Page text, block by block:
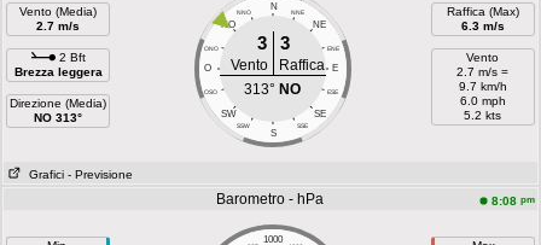
Vento (Media)
2.7 m/s
2 Bft
Brezza leggera
Direzione (Media)
NO 313°
N
NNO NNE
NO NE
ONO ENE
O E
OSO ESE
SW SE
SSW SSE
S
3 3
Vento
Raffica
313° NO
Raffica (Max)
6.3 m/s
Vento
2.7 m/s =
9.7 km/h
6.0 mph
5.2 kts
Grafici - Previsione
Barometro - hPa 8:08 pm
1000